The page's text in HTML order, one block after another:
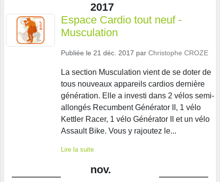
2017
Espace Cardio tout neuf -
Musculation
Publiée le 21 déc. 2017 par Christophe CROZE
La section Musculation vient de se doter de
tous nouveaux appareils cardios dernière
génération. Elle a investi dans 2 vélos semi-
allongés Recumbent Générator II, 1 vélo
Kettler Racer, 1 vélo Générator II et un vélo
Assault Bike. Vous y rajoutez le...
Lire la suite
nov.